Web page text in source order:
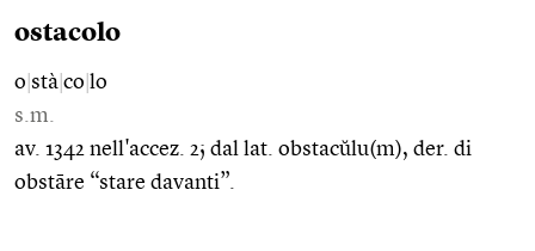
ostacolo
o stà co lo
s.m.
av. 1342 nell'accez. 2; dal lat. obstacŭlu(m), der. di
obstāre “stare davanti”.